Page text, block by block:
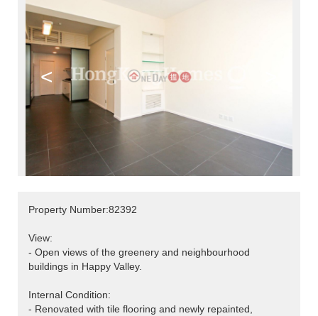
<
Property Number:82392
View:
- Open views of the greenery and neighbourhood
buildings in Happy Valley.
Internal Condition:
- Renovated with tile flooring and newly repainted,